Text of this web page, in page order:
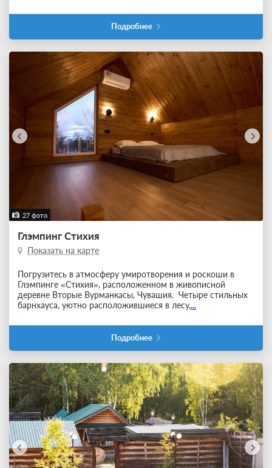
Подробнее
27 фото
Глэмпинг Стихия
Показать на карте
Погрузитесь в атмосферу умиротворения и роскоши в
Глэмпинге «Стихия», расположенном в живописной
деревне Вторые Вурманкасы, Чувашия. Четыре стильных
барнхауса, уютно расположившиеся в лесу,...
Подробнее